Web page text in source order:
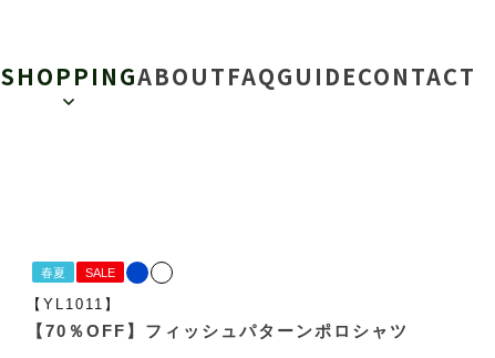
SHOPPINGABOUTFAQGUIDECONTACT
春夏 SALE
【YL1011】
【70％OFF】フィッシュパターンポロシャツ